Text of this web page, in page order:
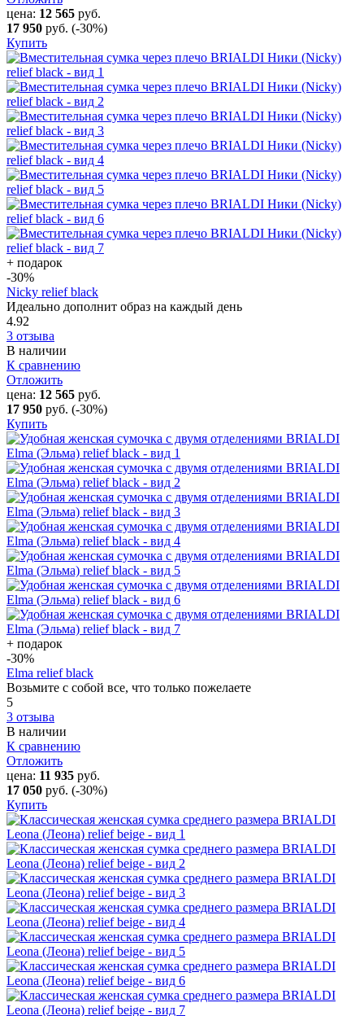
цена: 12 565 руб.
17 950 руб. (-30%)
Купить
+ подарок
-30%
Nicky relief black
Идеально дополнит образ на каждый день
4.92
3 отзыва
В наличии
К сравнению
Отложить
цена: 12 565 руб.
17 950 руб. (-30%)
Купить
+ подарок
-30%
Elma relief black
Возьмите с собой все, что только пожелаете
5
3 отзыва
В наличии
К сравнению
Отложить
цена: 11 935 руб.
17 050 руб. (-30%)
Купить